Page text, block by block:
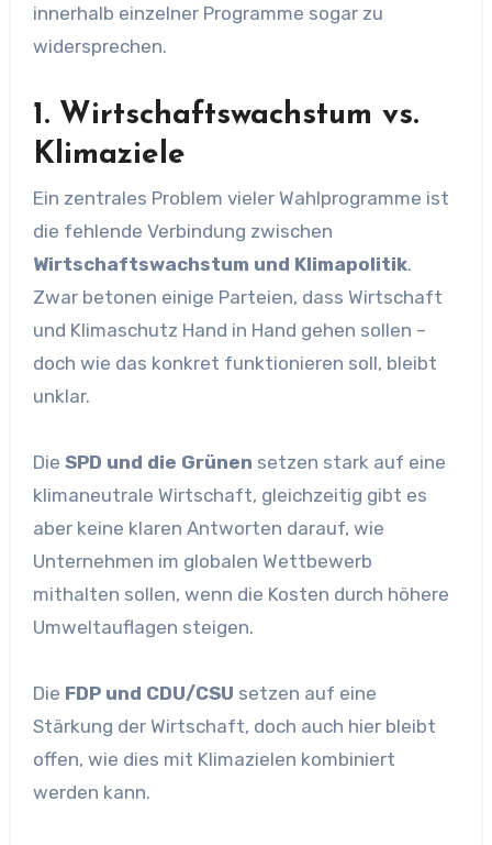
innerhalb einzelner Programme sogar zu
widersprechen.
1. Wirtschaftswachstum vs.
Klimaziele
Ein zentrales Problem vieler Wahlprogramme ist
die fehlende Verbindung zwischen
Wirtschaftswachstum und Klimapolitik.
Zwar betonen einige Parteien, dass Wirtschaft
und Klimaschutz Hand in Hand gehen sollen –
doch wie das konkret funktionieren soll, bleibt
unklar.
Die SPD und die Grünen setzen stark auf eine
klimaneutrale Wirtschaft, gleichzeitig gibt es
aber keine klaren Antworten darauf, wie
Unternehmen im globalen Wettbewerb
mithalten sollen, wenn die Kosten durch höhere
Umweltauflagen steigen.
Die FDP und CDU/CSU setzen auf eine
Stärkung der Wirtschaft, doch auch hier bleibt
offen, wie dies mit Klimazielen kombiniert
werden kann.